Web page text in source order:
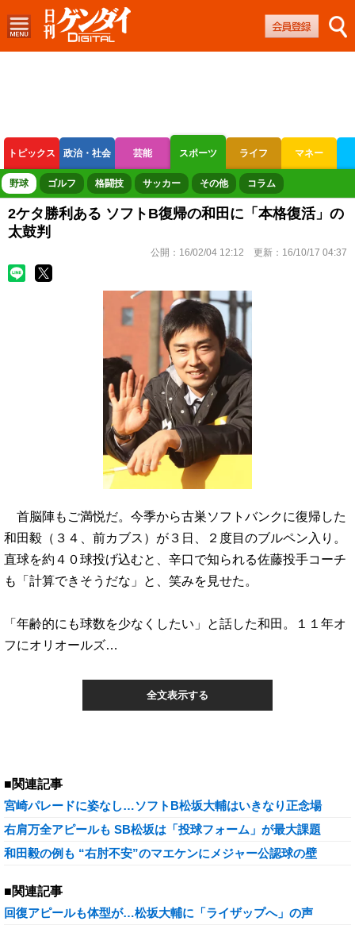
トピックス 政治・社会 芸能 スポーツ ライフ マネー
ボートレース 競輪 オートレース
野球 ゴルフ 格闘技 サッカー その他 コラム
2ケタ勝利ある ソフトB復帰の和田に「本格復活」の
太鼓判
公開： 16/02/04 12:12 更新： 16/10/17 04:37
首脳陣もご満悦だ。今季から古巣ソフトバンクに復帰した
和田毅（３４、前カブス）が３日、２度目のブルペン入り。
直球を約４０球投げ込むと、辛口で知られる佐藤投手コーチ
も「計算できそうだな」と、笑みを見せた。
「年齢的にも球数を少なくしたい」と話した和田。１１年オ
フにオリオールズ…
全文表示する
■関連記事
宮崎パレードに姿なし…ソフトB松坂大輔はいきなり正念場
右肩万全アピールも SB松坂は「投球フォーム」が最大課題
和田毅の例も “右肘不安”のマエケンにメジャー公認球の壁
■関連記事
回復アピールも体型が…松坂大輔に「ライザップへ」の声